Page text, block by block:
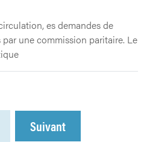
es demandes de
une commission paritaire. Le
Suivant